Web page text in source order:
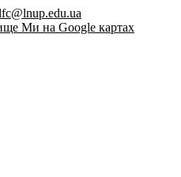
Ми на Google картах